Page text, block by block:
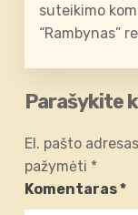
suteikimo
“Rambynas”
Parašykite
El. pašto
pažymėti *
Komentaras*